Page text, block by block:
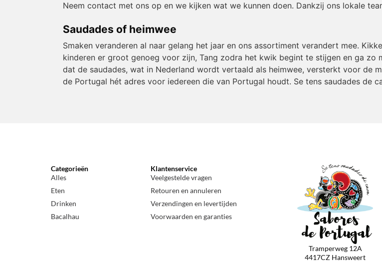
Neem contact met ons op en we kijken wat we kunnen doen. Dankzij ons lokale
Saudades of heimwee
Smaken veranderen al naar gelang het jaar en ons assortiment verandert mee.
kinderen er groot genoeg voor zijn, Tang zodra het kwik begint te stijgen en ga zo
dat de saudades, wat in Nederland wordt vertaald als heimwee, versterkt voor de
de Portugal hét adres voor iedereen die van Portugal houdt. Se tens saudades de
Categorieën
Alles
Eten
Drinken
Bacalhau
Klantenservice
Veelgestelde vragen
Retouren en annuleren
Verzendingen en levertijden
Voorwaarden en garanties
Tramperweg 12A
4417CZ Hansweert